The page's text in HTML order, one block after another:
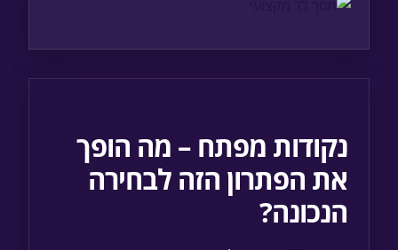
נקודות מפתח – מה הופך
את הפתרון הזה לבחירה
הנכונה?